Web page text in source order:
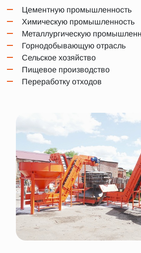
Цементную промышленность
Химическую промышленность
Металлургическую
Горнодобывающую отрасль
Сельское хозяйство
Пищевое производство
Переработку отходов